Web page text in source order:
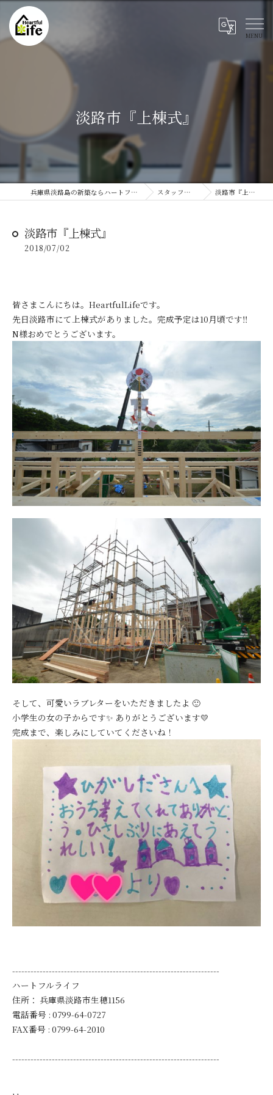
淡路市『上棟式』
兵庫県淡路島の新築ならハートフルライフ スタッフブログ 淡路市『上棟式』
淡路市『上棟式』
2018/07/02
皆さまこんにちは。HeartfulLifeです。
先日淡路市にて上棟式がありました。完成予定は10月頃です‼
N様おめでとうございます。
そして、可愛いラブレターをいただきましたよ 🙂
小学生の女の子からです✨ ありがとうございます💛
完成まで、楽しみにしていてくださいね！
--------------------------------------------------------------------
ハートフルライフ
住所： 兵庫県淡路市生穂1156
電話番号 : 0799-64-0727
FAX番号 : 0799-64-2010
--------------------------------------------------------------------